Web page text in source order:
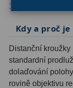
Red Dot
Sluneční
Úchyty a držáky
Příslušenství 54
1,0 mm
Kdy a proč
Distanční
standardní
dolaďování
rovině objektivu